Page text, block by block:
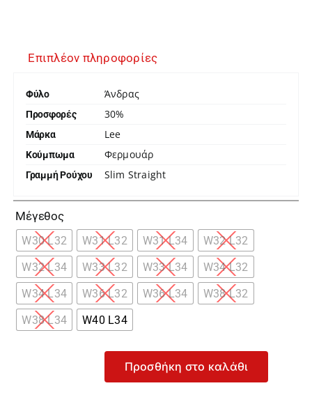
Επιπλέον πληροφορίες
Φύλο Άνδρας
Προσφορές 30%
Μάρκα Lee
Κούμπωμα Φερμουάρ
Γραμμή Ρούχου Slim Straight
Μέγεθος
W30 L32 W31 L32 W31 L34
W32 L32
W32 L34
W33 L32 W33 L34
W34 L32
W34 L34
W36 L32 W36 L34
W38 L32
W38 L34
W40 L34
Προσθήκη στο καλάθι